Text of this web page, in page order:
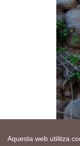
Aquesta web utilitza